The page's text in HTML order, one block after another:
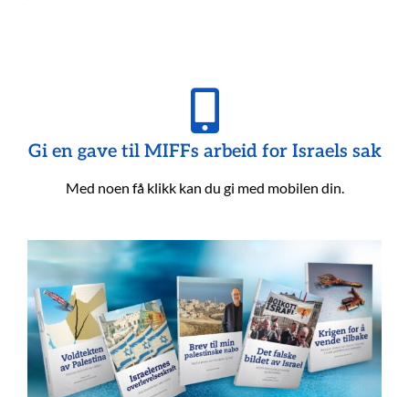
Gi en gave til MIFFs arbeid for Israels sak
Med noen få klikk kan du gi med mobilen din.